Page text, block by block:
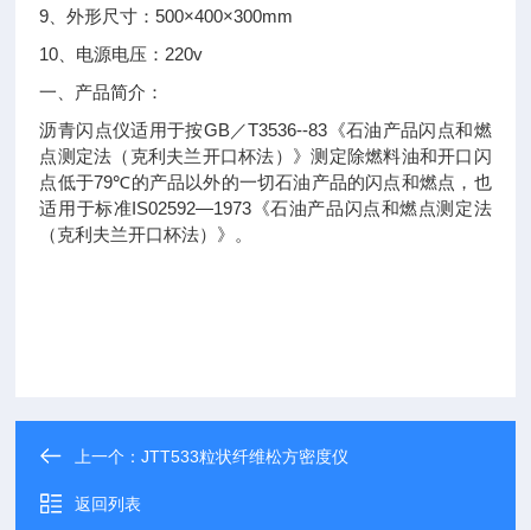
9 、外形尺寸：500×400×300mm
10 、电源电压： 220v
一、 产品简介：
沥青闪点仪适用于按GB／T3536--83 《石油产品闪点和燃
点测定法（克利夫兰开口杯法）》测定除燃料油和开口闪
点低于79℃的产品以外的一切石油产品的闪点和燃点，也
适用于标准IS02592—1973 《石油产品闪点和燃点测定法
（克利夫兰开口杯法）》。
上一个：JTT533粒状纤维松方密度仪
返回列表